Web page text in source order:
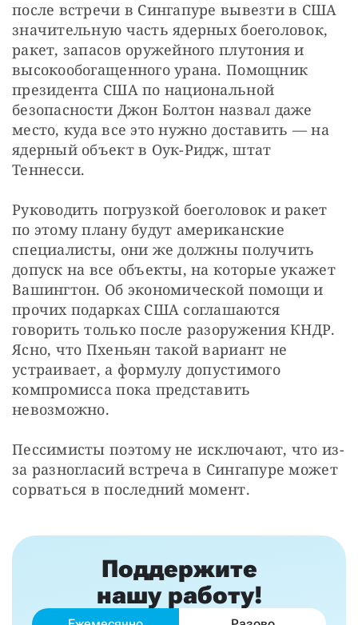
после встречи в Сингапуре вывезти в США
значительную часть ядерных боеголовок,
ракет, запасов оружейного плутония и
высоко­обогащенного урана. Помощник
президента США по национальной
безопасности Джон Болтон назвал даже
место, куда все это нужно доставить — на
ядерный объект в Оук-Ридж, штат
Теннесси.
Руководить погрузкой боеголовок и ракет
по этому плану будут американские
специалисты, они же должны получить
допуск на все объекты, на которые укажет
Вашингтон. Об экономической помощи и
прочих подарках США соглашаются
говорить только после разоружения КНДР.
Ясно, что Пхеньян такой вариант не
устраивает, а формулу допустимого
компромисса пока представить
невозможно.
Пессимисты поэтому не исключают, что из-
за разногласий встреча в Сингапуре может
сорваться в последний момент.
Поддержите
нашу работу!